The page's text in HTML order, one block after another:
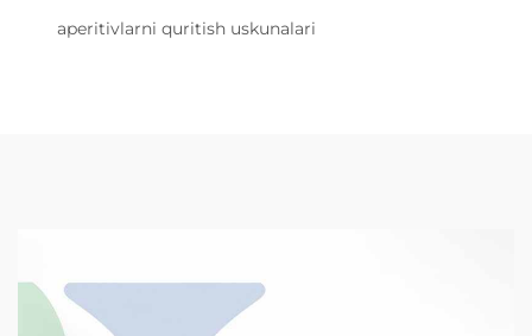
aperitivlarni quritish uskunalari